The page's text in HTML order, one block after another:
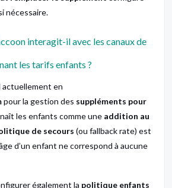
nécessaire.
interagit-il avec les canaux de
les tarifs enfants ?
actuellement en
pour la gestion des suppléments pour
les enfants comme une addition au
de secours (ou fallback rate) est
d’un enfant ne correspond à aucune
également la politique enfants